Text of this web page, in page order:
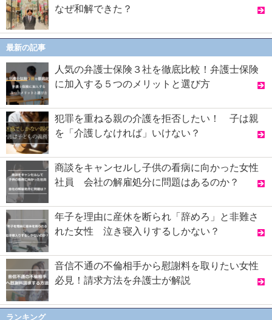
なぜ和解できた？
最新の記事
人気の弁護士保険３社を徹底比較！弁護士保険
に加入する５つのメリットと選び方
犯罪を重ねる親の介護を拒否したい！ 子は親
を「介護しなければ」いけない？
商談をキャンセルし子供の看病に向かった女性
社員 会社の解雇処分に問題はあるのか？
年子を理由に産休を断られ「辞めろ」と非難さ
れた女性 泣き寝入りするしかない？
音信不通の不倫相手から慰謝料を取りたい女性
必見！請求方法を弁護士が解説
ランキング